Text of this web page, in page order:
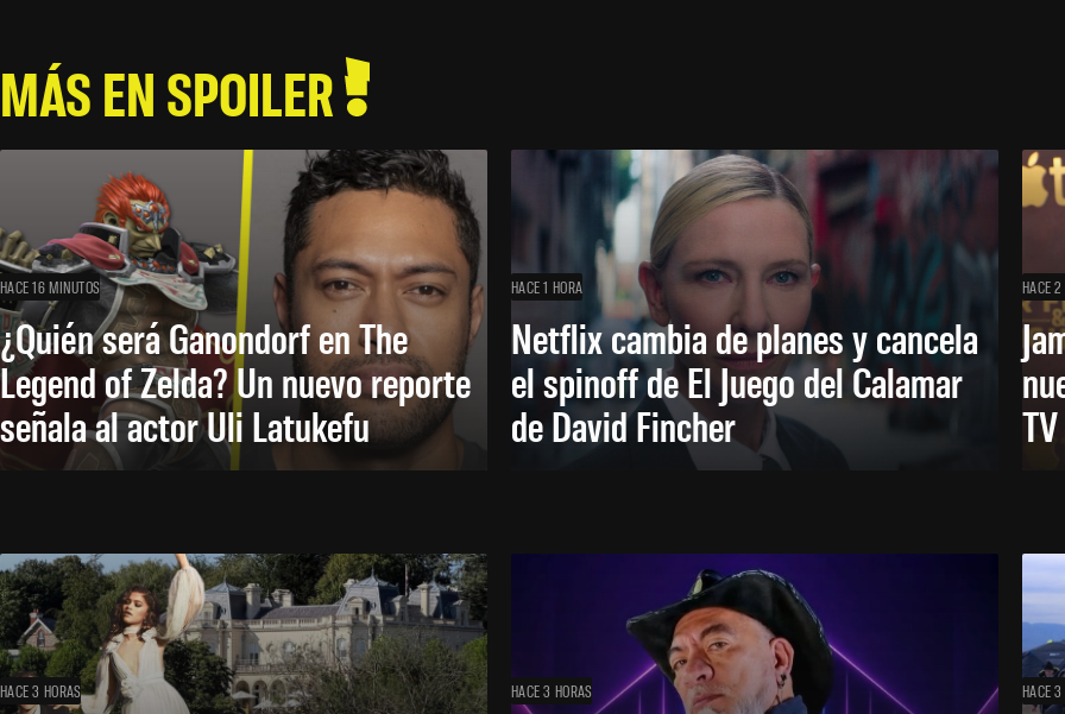
MÁS EN SPOILER
HACE 16 MINUTOS
¿Quién será Ganondorf en The
Legend of Zelda? Un nuevo reporte
señala al actor Uli Latukefu
HACE 1 HORA
Netflix cambia de planes y cancela
el spinoff de El Juego del Calamar
de David Fincher
HACE 2
TV
HACE 3 HORAS HACE 3 HORAS HACE